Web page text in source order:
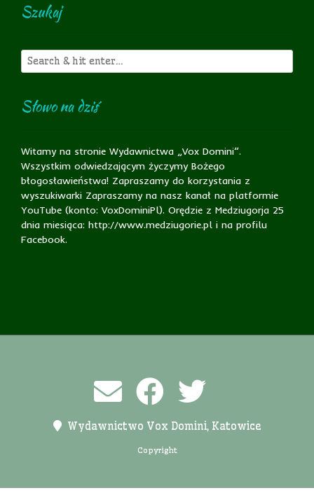
Szukaj
Słowo na dziś
Witamy na stronie Wydawnictwa „Vox Domini”.
Wszystkim odwiedzającym życzymy Bożego
błogosławieństwa! Zapraszamy do korzystania z
wyszukiwarki Zapraszamy na nasz kanał na platformie
YouTube (konto: VoxDominiPl). Orędzie z Medziugorja 25
dnia miesiąca: http://www.medziugorie.pl i na profilu
Facebook.
Wydawnictwo Vox Domini, Katowice
Copyright